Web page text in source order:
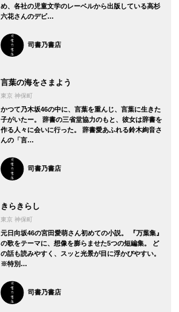
め、各社の児童文学のレーベルから出版している高杉
六花さんのデビ…
司書乃書店
言葉の海をさまよう
東京 神保町
かつて乃木坂46の中に、言葉を重んじ、言葉に生きた
子がいたー。 辞書の三省堂協力のもと、彼女は辞書を
作る人々に会いに行った。 辞書愛あふれる鈴木絢音さ
んの「言…
司書乃書店
きらきらし
東京 神保町
元日向坂46の宮田愛萌さん初めての小説。 『万葉集』
の歌をテーマに、想像を膨らませた5つの短編集。 ど
の話も読みやすく、スッと光景が目に浮かびやすい。
※特別…
司書乃書店